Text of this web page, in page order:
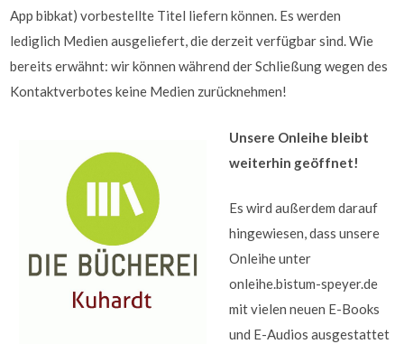
App bibkat) vorbestellte Titel liefern können. Es werden
lediglich Medien ausgeliefert, die derzeit verfügbar sind. Wie
bereits erwähnt: wir können während der Schließung wegen des
Kontaktverbotes keine Medien zurücknehmen!
Unsere Onleihe bleibt
weiterhin geöffnet!
Es wird außerdem darauf
hingewiesen, dass unsere
Onleihe unter
onleihe.bistum-speyer.de
mit vielen neuen E-Books
und E-Audios ausgestattet